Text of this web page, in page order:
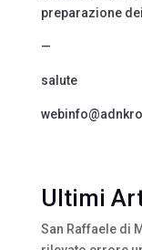
preparazione
—
salute
Ultimi
San Raffaele di